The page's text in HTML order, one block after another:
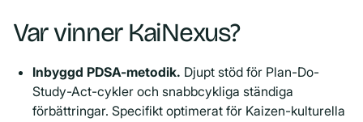
Var vinner KaiNexus?
Inbyggd PDSA-metodik. Djupt stöd för Plan-Do-
Study-Act-cykler och snabbcykliga ständiga
förbättringar. Specifikt optimerat för Kaizen-kulturella